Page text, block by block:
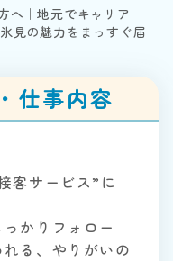
へ｜地元でキャリア
の魅力をまっすぐ届
仕事内容
客サービス”に
かりフォロー
る、やりがいの